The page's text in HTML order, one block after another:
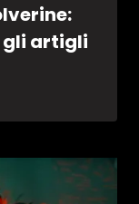
gli artigli